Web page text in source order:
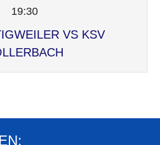
19:30
VS KSV